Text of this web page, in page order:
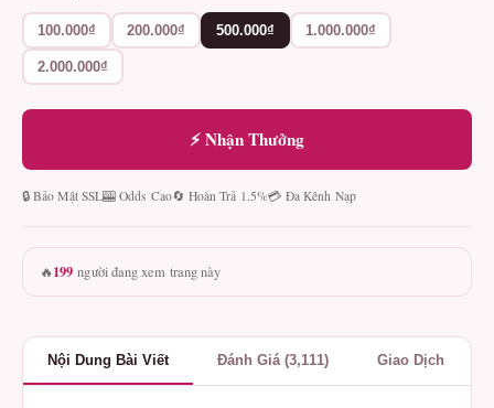
100.000₫ 200.000₫ 500.000₫ 1.000.000₫
2.000.000₫
⚡ Nhận Thưởng
🔒 Bảo Mật SSL🎰 Odds Cao🔄 Hoàn Trả 1.5%💳 Đa Kênh Nạp
🔥199 người đang xem trang này
Nội Dung Bài Viết Đánh Giá (3,111) Giao Dịch